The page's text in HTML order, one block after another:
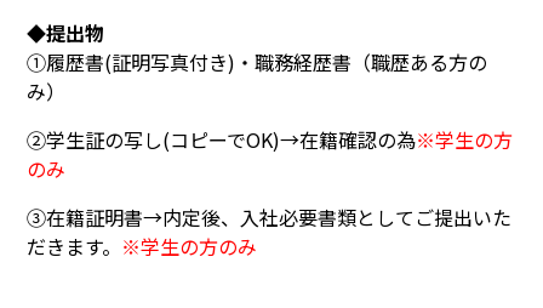
◆提出物
①履歴書(証明写真付き)・職務経歴書（職歴ある方の
み）
②学生証の写し(コピーでOK)→在籍確認の為※学生の方
のみ
③在籍証明書→内定後、入社必要書類としてご提出いた
だきます。 ※学生の方のみ